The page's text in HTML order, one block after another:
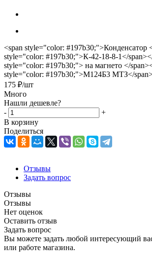
<span style="color: #197b30;">Конденсатор
style="color: #197b30;">К-42-18-8-1</
style="color: #197b30;"> на магнето </
style="color: #197b30;">М124Б3 МТЗ</
175 ₽/шт
Много
Нашли дешевле?
-
+
В корзину
Поделиться
Отзывы
Задать вопрос
Отзывы
Отзывы
Нет оценок
Оставить отзыв
Задать вопрос
Вы можете задать любой интересующий
или работе магазина.